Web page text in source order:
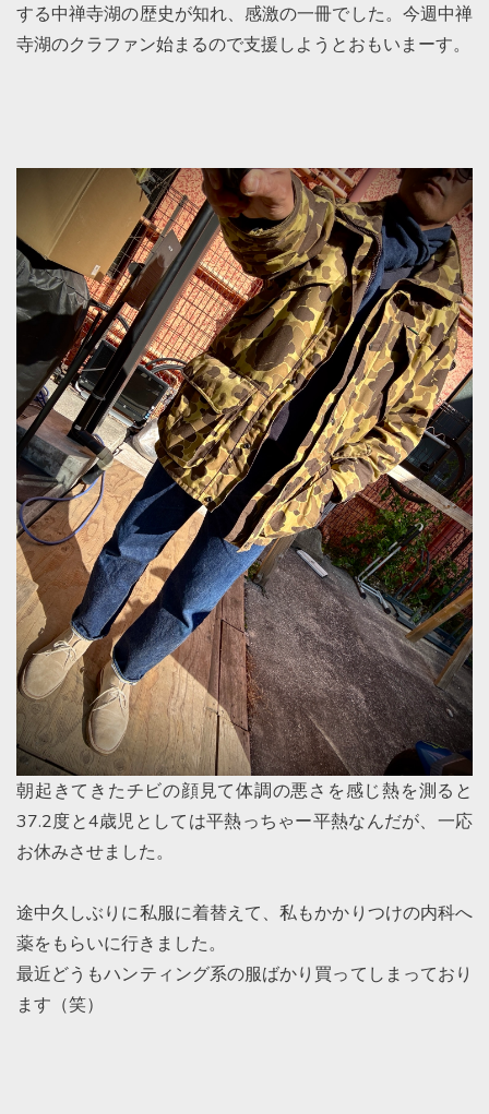
する中禅寺湖の歴史が知れ、感激の一冊でした。今週中禅
寺湖のクラファン始まるので支援しようとおもいまーす。
朝起きてきたチビの顔見て体調の悪さを感じ熱を測ると
37.2度と4歳児としては平熱っちゃー平熱なんだが、一応
お休みさせました。
途中久しぶりに私服に着替えて、私もかかりつけの内科へ
薬をもらいに行きました。
最近どうもハンティング系の服ばかり買ってしまっており
ます（笑）